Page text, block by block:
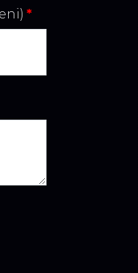
*